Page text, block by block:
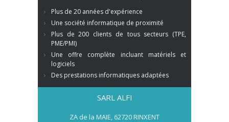
Plus de 20 années d'expérience
Une société informatique de proximité
Plus de 200 clients de tous secteurs (TPE,
PME/PMI)
Une offre complète incluant matériels et
logiciels
Des prestations informatiques adaptées
SARL ALFI
ZA de la MAIE, 62720 RINXENT